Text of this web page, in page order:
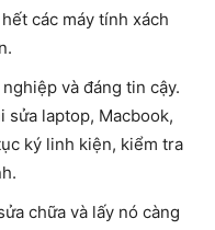
các máy tính xách
và đáng tin cậy.
sửa laptop, Macbook,
ký linh kiện, kiểm tra
chữa và lấy nó càng